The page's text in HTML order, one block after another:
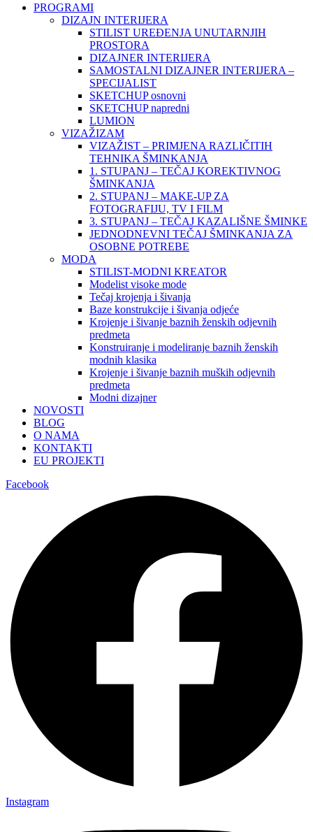
PROGRAMI
DIZAJN INTERIJERA
STILIST UREĐENJA UNUTARNJIH
PROSTORA
DIZAJNER INTERIJERA
SAMOSTALNI DIZAJNER INTERIJERA –
SPECIJALIST
SKETCHUP osnovni
SKETCHUP napredni
LUMION
VIZAŽIZAM
VIZAŽIST – PRIMJENA RAZLIČITIH
TEHNIKA ŠMINKANJA
1. STUPANJ – TEČAJ KOREKTIVNOG
ŠMINKANJA
2. STUPANJ – MAKE-UP ZA
FOTOGRAFIJU, TV I FILM
3. STUPANJ – TEČAJ KAZALIŠNE ŠMINKE
JEDNODNEVNI TEČAJ ŠMINKANJA ZA
OSOBNE POTREBE
MODA
STILIST-MODNI KREATOR
Modelist visoke mode
Tečaj krojenja i šivanja
Baze konstrukcije i šivanja odjeće
Krojenje i šivanje baznih ženskih odjevnih
predmeta
Konstruiranje i modeliranje baznih ženskih
modnih klasika
Krojenje i šivanje baznih muških odjevnih
predmeta
Modni dizajner
NOVOSTI
BLOG
O NAMA
KONTAKTI
EU PROJEKTI
Facebook
Instagram